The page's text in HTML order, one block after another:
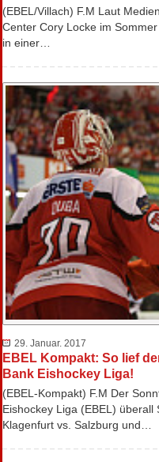
(EBEL/Villach) F.M Laut
Center Cory Locke im
in einer…
29. Januar. 2017
EBEL Kompakt: So lief
Bank Eishockey Liga!
(EBEL-Kompakt) F.M Der
Eishockey Liga (EBEL) überall
Klagenfurt vs. Salzburg und…